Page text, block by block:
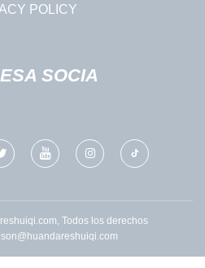
POLICY
SOCIA
Todos los derechos